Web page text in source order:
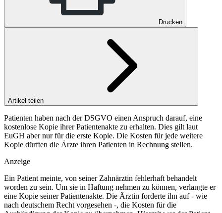
Drucken
Artikel teilen
Patienten haben nach der DSGVO einen Anspruch darauf, eine
kostenlose Kopie ihrer Patientenakte zu erhalten. Dies gilt laut
EuGH aber nur für die erste Kopie. Die Kosten für jede weitere
Kopie dürften die Ärzte ihren Patienten in Rechnung stellen.
Anzeige
Ein Patient meinte, von seiner Zahnärztin fehlerhaft behandelt
worden zu sein. Um sie in Haftung nehmen zu können, verlangte er
eine Kopie seiner Patientenakte. Die Ärztin forderte ihn auf - wie
nach deutschem Recht vorgesehen -, die Kosten für die